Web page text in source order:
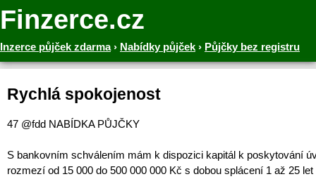
Finzerce.cz
Inzerce půjček zdarma› Nabídky půjček › Půjčky bez registru
Rychlá spokojenost
47 @fdd NABÍDKA PŮJČKY
S bankovním schválením mám k dispozici kapitál k poskytování
rozmezí od 15 000 do 500 000 000 Kč s dobou splácení 1 až 25